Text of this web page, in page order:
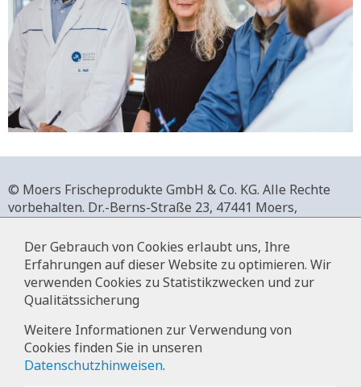
© Moers Frischeprodukte GmbH & Co. KG. Alle Rechte
vorbehalten. Dr.-Berns-Straße 23, 47441 Moers,
+49 2841 911-0,www.moers-frischeprodukte.de
Impressum
Datenschutz
Der Gebrauch von Cookies erlaubt uns, Ihre
Erfahrungen auf dieser Website zu optimieren. Wir
verwenden Cookies zu Statistikzwecken und zur
Qualitätssicherung
Weitere Informationen zur Verwendung von
Cookies finden Sie in unseren
Datenschutzhinweisen.